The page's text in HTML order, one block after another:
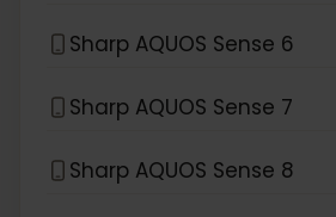
Sharp AQUOS Sense 6
Sharp AQUOS Sense 7
Sharp AQUOS Sense 8